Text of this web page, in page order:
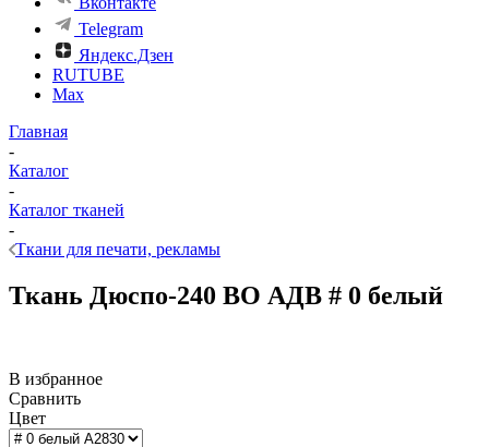
Telegram
Яндекс.Дзен
RUTUBE
Max
Главная
-
Каталог
-
Каталог тканей
-
Ткани для печати, рекламы
Ткань Дюспо-240 ВО АДВ # 0 белый
В избранное
Сравнить
Цвет